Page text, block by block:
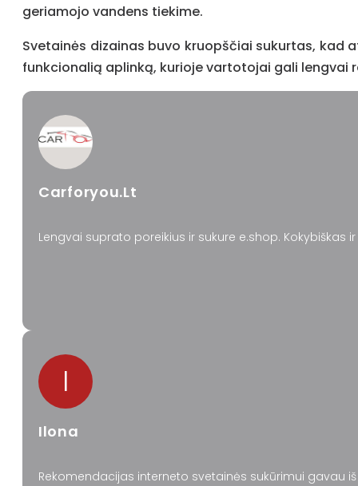
geriamojo vandens tiekime.
Svetainės dizainas buvo kruopščiai sukurtas, kad
funkcionalią aplinką, kurioje vartotojai gali
Carforyou.lt
Lengvai suprato poreikius ir sukure e.shop.
I
Ilona
Rekomendacijas interneto svetainės sukūrimui gavau